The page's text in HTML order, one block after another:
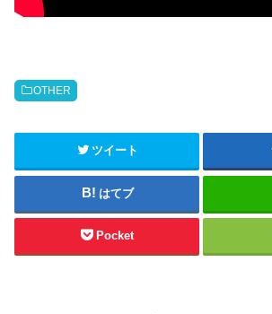
OTHER
ツイート
はてブ
Pocket